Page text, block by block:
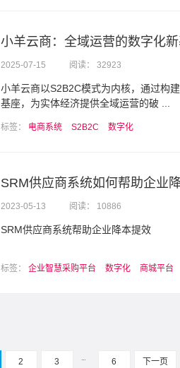
小羊云商：全域运营的数字化
2025-07-15 阅读： 32923
小羊云商以S2B2C模式为内核，通过构
基座，为实体经济提供全域运营的破 ...
标签： 电商系统 S2B2C 数字化
SRM供应商系统如何帮助企业降
2023-05-13 阅读： 10886
SRM供应商系统帮助企业降本提效
标签： 企业智慧采购平台 数字化 商城平台
2 3 6 下一页